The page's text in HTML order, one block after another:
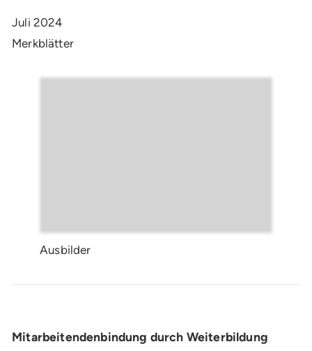
Juli 2024
Merkblätter
Ausbilder
Mitarbeitendenbindung durch Weiterbildung